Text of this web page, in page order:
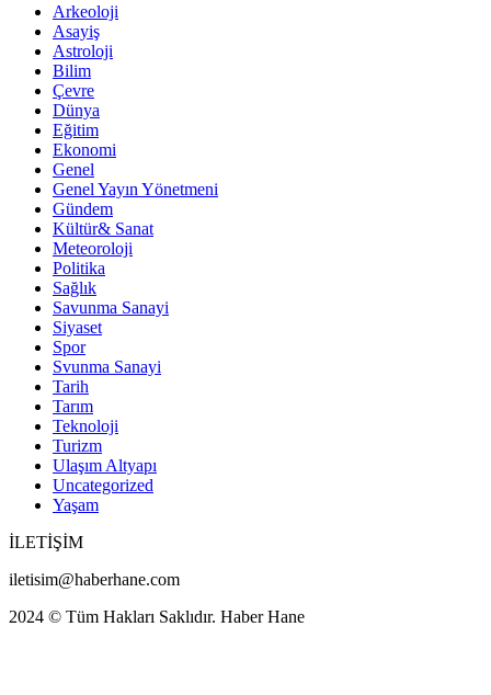
Arkeoloji
Asayiş
Astroloji
Bilim
Çevre
Dünya
Eğitim
Ekonomi
Genel
Genel Yayın Yönetmeni
Gündem
Kültür& Sanat
Meteoroloji
Politika
Sağlık
Savunma Sanayi
Siyaset
Spor
Svunma Sanayi
Tarih
Tarım
Teknoloji
Turizm
Ulaşım Altyapı
Uncategorized
Yaşam
İLETİŞİM
iletisim@haberhane.com
2024 © Tüm Hakları Saklıdır. Haber Hane